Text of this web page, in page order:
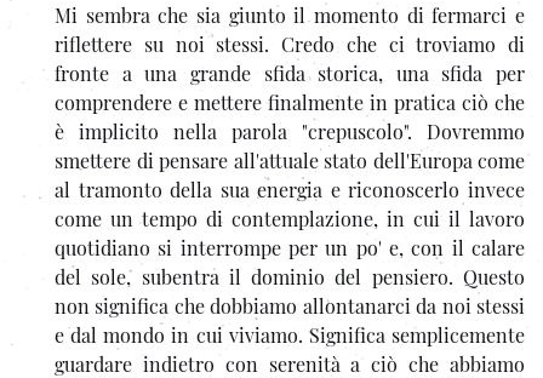
Mi sembra che sia giunto il momento di fermarci e
riflettere su noi stessi. Credo che ci troviamo di
fronte a una grande sfida storica, una sfida per
comprendere e mettere finalmente in pratica ciò che
è implicito nella parola "crepuscolo". Dovremmo
smettere di pensare all'attuale stato dell'Europa come
al tramonto della sua energia e riconoscerlo invece
come un tempo di contemplazione, in cui il lavoro
quotidiano si interrompe per un po' e, con il calare
del sole, subentra il dominio del pensiero. Questo
non significa che dobbiamo allontanarci da noi stessi
e dal mondo in cui viviamo. Significa semplicemente
guardare indietro con serenità a ciò che abbiamo